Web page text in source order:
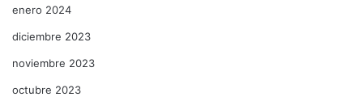
enero 2024
diciembre 2023
noviembre 2023
octubre 2023